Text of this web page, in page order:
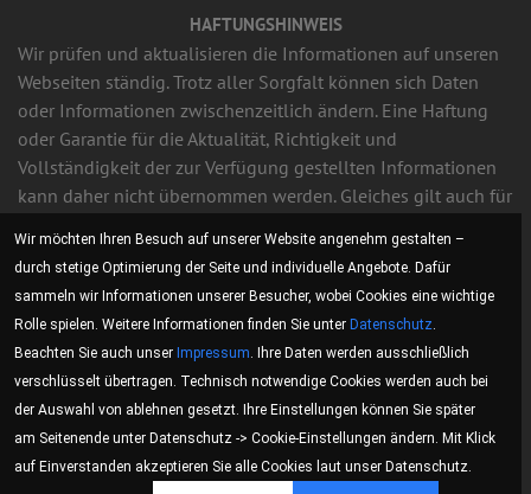
HAFTUNGSHINWEIS
Wir prüfen und aktualisieren die Informationen auf unseren
Webseiten ständig. Trotz aller Sorgfalt können sich Daten
oder Informationen zwischenzeitlich ändern. Eine Haftung
oder Garantie für die Aktualität, Richtigkeit und
Vollständigkeit der zur Verfügung gestellten Informationen
kann daher nicht übernommen werden. Gleiches gilt auch für
wird. Wir sind für den Inhalt der Webseiten, die aufgrund
einer solchen Verbindung erreicht werden, nicht
Des weiteren behalten wir uns das Recht vor, Änderungen
oder Ergänzungen der bereitgestellten Informationen
Inhalt und Struktur unserer Webseiten sind urheberrechtlich
Wir möchten Ihren Besuch auf unserer Website angenehm gestalten –
durch stetige Optimierung der Seite und individuelle Angebote. Dafür
sammeln wir Informationen unserer Besucher, wobei Cookies eine wichtige
Rolle spielen. Weitere Informationen finden Sie unter Datenschutz.
Beachten Sie auch unser Impressum. Ihre Daten werden ausschließlich
verschlüsselt übertragen. Technisch notwendige Cookies werden auch bei
der Auswahl von ablehnen gesetzt. Ihre Einstellungen können Sie später
am Seitenende unter Datenschutz -> Cookie-Einstellungen ändern. Mit Klick
auf Einverstanden akzeptieren Sie alle Cookies laut unser Datenschutz.